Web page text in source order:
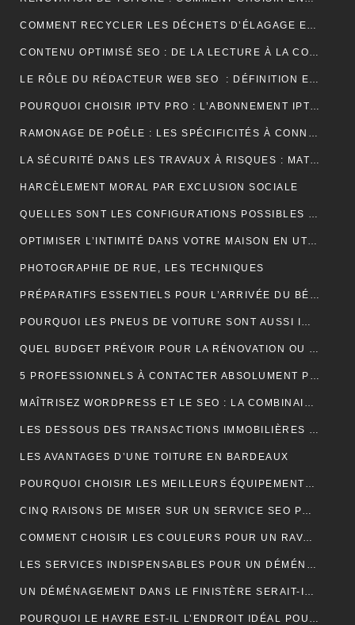
COMMENT RECYCLER LES DÉCHETS D’ÉLAGAGE ET D’ABATTAGE ?
CONTENU OPTIMISÉ SEO : DE LA LECTURE À LA CONVERSION
LE RÔLE DU RÉDACTEUR WEB SEO : DÉFINITION ET EXPLICATIONS
POURQUOI CHOISIR IPTV PRO : L’ABONNEMENT IPTV PREMIUM ULTIME
RAMONAGE DE POÊLE : LES SPÉCIFICITÉS À CONNAÎTRE
LA SÉCURITÉ DANS LES TRAVAUX À RISQUES : MATÉRIEL ET OBLIGATIONS
HARCÈLEMENT MORAL PAR EXCLUSION SOCIALE
QUELLES SONT LES CONFIGURATIONS POSSIBLES POUR UN ÉTABLI D’ATELIER PROFESSIONNEL ?
OPTIMISER L’INTIMITÉ DANS VOTRE MAISON EN UTILISANT DES VOLETS ROULANTS
PHOTOGRAPHIE DE RUE, LES TECHNIQUES
PRÉPARATIFS ESSENTIELS POUR L’ARRIVÉE DU BÉBÉ
POURQUOI LES PNEUS DE VOITURE SONT AUSSI IMPORTANTS ?
QUEL BUDGET PRÉVOIR POUR LA RÉNOVATION OU LA CONSTRUCTION DE LA TOITURE ?
5 PROFESSIONNELS À CONTACTER ABSOLUMENT POUR RÉUSSIR SON MARIAGE
MAÎTRISEZ WORDPRESS ET LE SEO : LA COMBINAISON GAGNANTE POUR VOTRE SITE WEB
LES DESSOUS DES TRANSACTIONS IMMOBILIÈRES DANS LE SECTEUR HÔTELIER
LES AVANTAGES D’UNE TOITURE EN BARDEAUX
POURQUOI CHOISIR LES MEILLEURS ÉQUIPEMENTS D’ISOLATION PHONIQUE POUR TOITURE ?
CINQ RAISONS DE MISER SUR UN SERVICE SEO PROFESSIONNEL
COMMENT CHOISIR LES COULEURS POUR UN RAVALEMENT DE FAÇADE ?
LES SERVICES INDISPENSABLES POUR UN DÉMÉNAGEMENT RÉUSSI EN BRETAGNE
UN DÉMÉNAGEMENT DANS LE FINISTÈRE SERAIT-IL UNE BONNE IDÉE?
POURQUOI LE HAVRE EST-IL L’ENDROIT IDÉAL POUR UN NOUVEAU DÉPART EN 2024 ?